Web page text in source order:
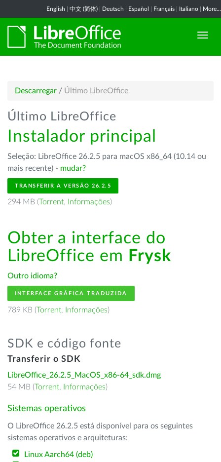
English 中文 (简体) Deutsch Español Français Italiano More...
Descarregar / Último LibreOffice
Último LibreOffice
Instalador principal
Seleção: LibreOffice 26.2.5 para macOS x86_64 (10.14 ou
mais recente) - mudar?
TRANSFERIR A VERSÃO 26.2.5
294 MB (Torrent, Informações)
Obter a interface do
LibreOffice em Frysk
Outro idioma?
INTERFACE GRÁFICA TRADUZIDA
789 KB (Torrent, Informações)
SDK e código fonte
Transferir o SDK
LibreOffice_26.2.5_MacOS_x86-64_sdk.dmg
54 MB (Torrent, Informações)
Sistemas operativos
O LibreOffice 26.2.5 está disponível para os seguintes
sistemas operativos e arquiteturas:
Linux Aarch64 (deb)